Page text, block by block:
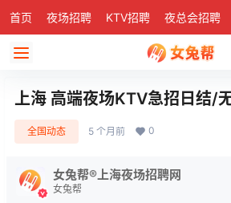
首页 夜场招聘 KTV招聘 夜总会招聘
上海 高端夜场KTV急招日结/
全国动态 5 个月前 0
女兔帮®上海夜场招聘网
女兔帮